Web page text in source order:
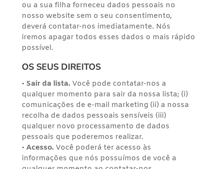
ou a sua filha forneceu dados pessoais no
nosso website sem o seu consentimento,
deverá contatar-nos imediatamente. Nós
iremos apagar todos esses dados o mais rápido
possível.
OS SEUS DIREITOS
• Sair da lista.Você pode contatar-nos a
qualquer momento para sair da nossa lista; (i)
comunicações de e-mail marketing (ii) a nossa
recolha de dados pessoais sensíveis (iii)
qualquer novo processamento de dados
pessoais que poderemos realizar.
• Acesso.Você poderá ter acesso às
informações que nós possuímos de você a